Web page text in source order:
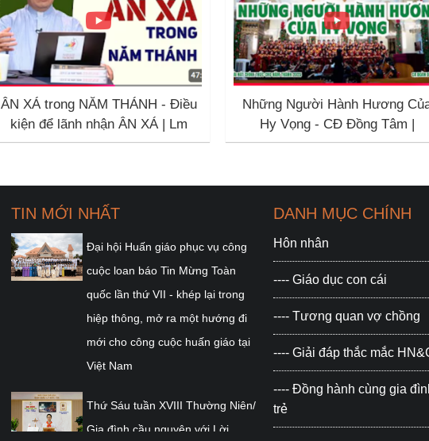
ÂN XÁ trong NĂM THÁNH - Điều
kiện để lãnh nhận ÂN XÁ | Lm
Phê-rô Nguyễn Thanh Tùng
Những Người Hành Hương
Hy Vọng - CĐ Đồng Tâm |
Pilgrims of Hope (Vietnamese
TIN MỚI NHẤT
Đại hội Huấn giáo phục vụ công
cuộc loan báo Tin Mừng Toàn
quốc lần thứ VII - khép lại trong
hiệp thông, mở ra một hướng đi
mới cho công cuộc huấn giáo tại
Việt Nam
Thứ Sáu tuần XVIII Thường Niên/
Gia đình cầu nguyện với Lời
DANH MỤC CHÍNH
Hôn nhân
---- Giáo dục con cái
---- Tương quan vợ chồng
---- Giải đáp thắc mắc
---- Đồng hành cùng gia
trẻ